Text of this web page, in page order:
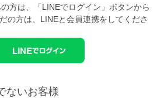
方は、「LINEでログイン」ボタンから
の方は、 LINEと会員連携をしてくださ
ないお客様